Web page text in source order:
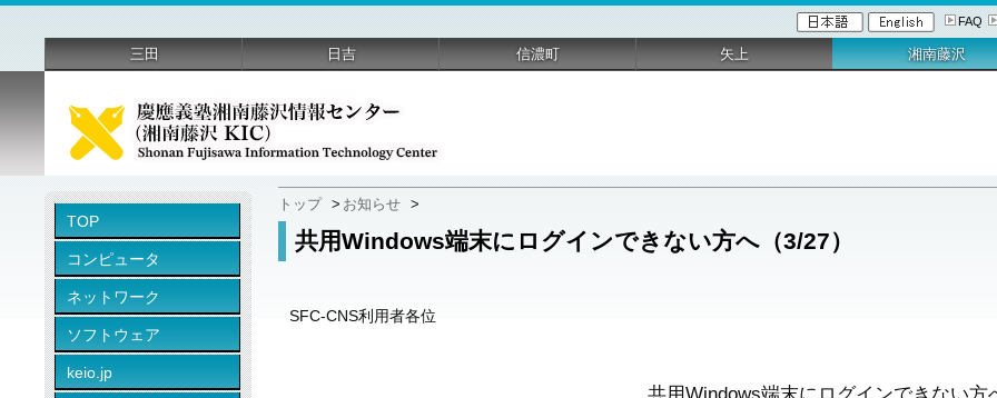
FAQ
TOP
コンピュータ
ネットワーク
ソフトウェア
keio.jp
トップ > お知らせ >
共用Windows端末にログインできない方へ（3/27）
SFC-CNS利用者各位
三田 日吉 信濃町 矢上 湘南藤沢